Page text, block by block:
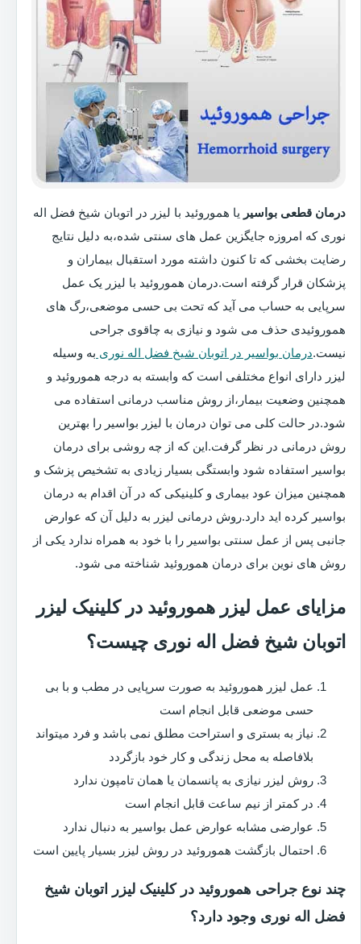
درمان قطعی بواسیر یا هموروئید با لیزر در اتوبان شیخ فضل اله
نوری که امروزه جایگزین عمل های سنتی شده،به دلیل نتایج
رضایت بخشی که تا کنون داشته مورد استقبال بیماران و
پزشکان قرار گرفته است.درمان هموروئید با لیزر یک عمل
سرپایی به حساب می آید که تحت بی حسی موضعی،رگ های
هموروئیدی حذف می شود و نیازی به چاقوی جراحی
نیست.درمان بواسیر در اتوبان شیخ فضل اله نوری به وسیله
لیزر دارای انواع مختلفی است که وابسته به درجه هموروئید و
همچنین وضعیت بیمار،از روش مناسب درمانی استفاده می
شود.در حالت کلی می توان درمان با لیزر بواسیر را بهترین
روش درمانی در نظر گرفت.این که از چه روشی برای درمان
بواسیر استفاده شود وابستگی بسیار زیادی به تشخیص پزشک و
همچنین میزان عود بیماری و کلینیکی که در آن اقدام به درمان
بواسیر کرده اید دارد.روش درمانی لیزر به دلیل آن که عوارض
جانبی پس از عمل سنتی بواسیر را با خود به همراه ندارد یکی از
روش های نوین برای درمان هموروئید شناخته می شود.
مزایای عمل لیزر هموروئید در کلینیک لیزر
اتوبان شیخ فضل اله نوری چیست؟
عمل لیزر هموروئید به صورت سرپایی در مطب و با بی
حسی موضعی قابل انجام است
نیاز به بستری و استراحت مطلق نمی باشد و فرد میتواند
بلافاصله به محل زندگی و کار خود بازگردد
روش لیزر نیازی به پانسمان یا همان تامپون ندارد
در کمتر از نیم ساعت قابل انجام است
عوارضی مشابه عوارض عمل بواسیر به دنبال ندارد
احتمال بازگشت هموروئید در روش لیزر بسیار پایین است
چند نوع جراحی هموروئید در کلینیک لیزر اتوبان شیخ
فضل اله نوری وجود دارد؟